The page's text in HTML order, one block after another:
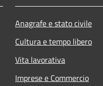
Anagrafe e stato civile
Cultura e tempo libero
Vita lavorativa
Imprese e Commercio